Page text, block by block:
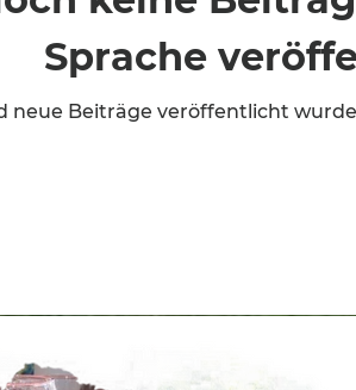
Sprache
neue Beiträge veröffentlicht